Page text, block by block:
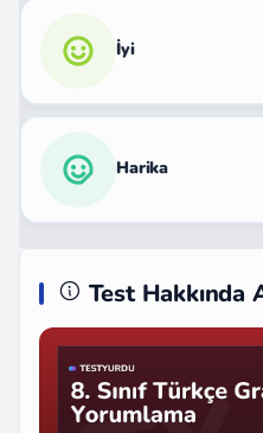
İyi
Harika
Test Hakkında